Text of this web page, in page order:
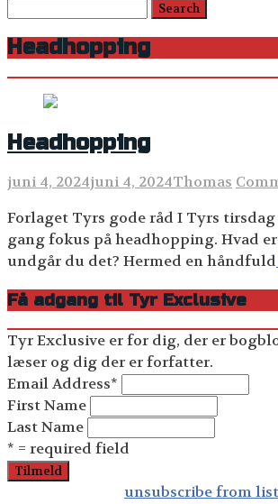
Headhopping
Headhopping
juni 4, 2024juni 4, 2024Thomas
Forlaget Tyrs gode råd I Tyrs
gang fokus på headhopping. Hvad
undgår du det? Hermed en håndfuld
Få adgang til Tyr Exclusive
Tyr Exclusive er for dig, der er
læser og dig der er forfatter.
Email Address*
First Name
Last Name
* = required field
unsubscribe from list